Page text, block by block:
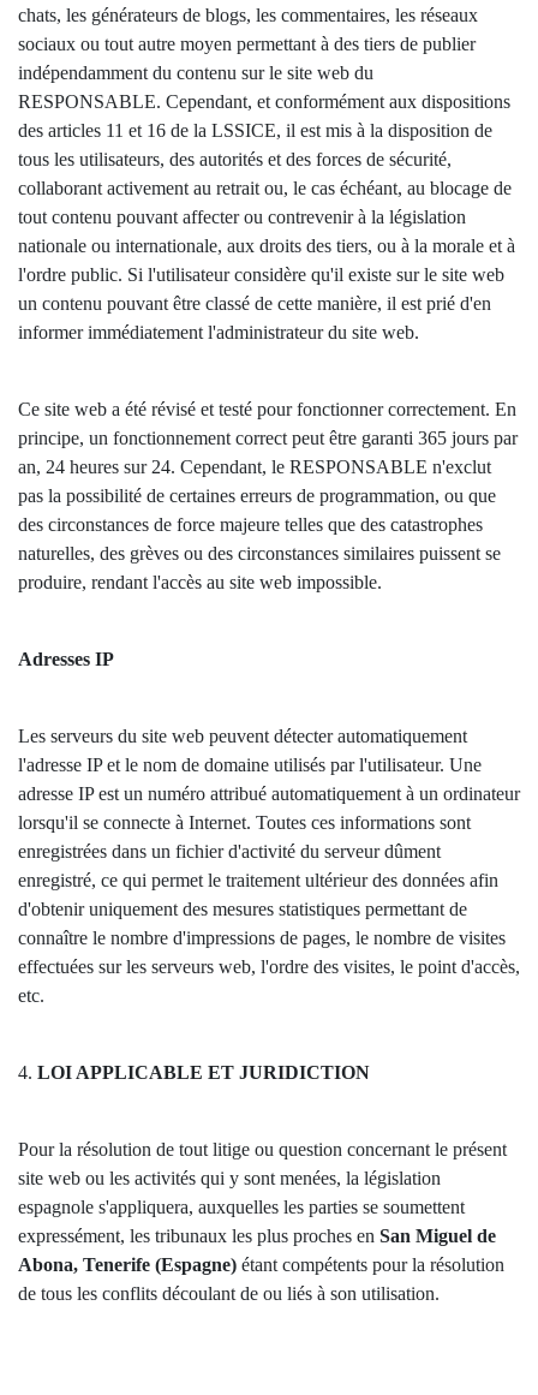
chats, les générateurs de blogs, les commentaires, les réseaux
sociaux ou tout autre moyen permettant à des tiers de publier
indépendamment du contenu sur le site web du
RESPONSABLE. Cependant, et conformément aux dispositions
des articles 11 et 16 de la LSSICE, il est mis à la disposition de
tous les utilisateurs, des autorités et des forces de sécurité,
collaborant activement au retrait ou, le cas échéant, au blocage de
tout contenu pouvant affecter ou contrevenir à la législation
nationale ou internationale, aux droits des tiers, ou à la morale et à
l'ordre public. Si l'utilisateur considère qu'il existe sur le site web
un contenu pouvant être classé de cette manière, il est prié d'en
informer immédiatement l'administrateur du site web.
Ce site web a été révisé et testé pour fonctionner correctement. En
principe, un fonctionnement correct peut être garanti 365 jours par
an, 24 heures sur 24. Cependant, le RESPONSABLE n'exclut
pas la possibilité de certaines erreurs de programmation, ou que
des circonstances de force majeure telles que des catastrophes
naturelles, des grèves ou des circonstances similaires puissent se
produire, rendant l'accès au site web impossible.
Adresses IP
Les serveurs du site web peuvent détecter automatiquement
l'adresse IP et le nom de domaine utilisés par l'utilisateur. Une
adresse IP est un numéro attribué automatiquement à un ordinateur
lorsqu'il se connecte à Internet. Toutes ces informations sont
enregistrées dans un fichier d'activité du serveur dûment
enregistré, ce qui permet le traitement ultérieur des données afin
d'obtenir uniquement des mesures statistiques permettant de
connaître le nombre d'impressions de pages, le nombre de visites
effectuées sur les serveurs web, l'ordre des visites, le point d'accès,
etc.
4. LOI APPLICABLE ET JURIDICTION
Pour la résolution de tout litige ou question concernant le présent
site web ou les activités qui y sont menées, la législation
espagnole s'appliquera, auxquelles les parties se soumettent
expressément, les tribunaux les plus proches en San Miguel de
Abona, Tenerife (Espagne) étant compétents pour la résolution
de tous les conflits découlant de ou liés à son utilisation.